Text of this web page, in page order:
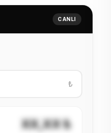
CANLI
₺
XX,XX ₺